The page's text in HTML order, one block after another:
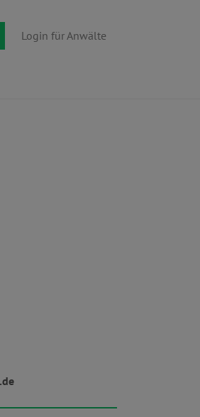
Login für Anwälte